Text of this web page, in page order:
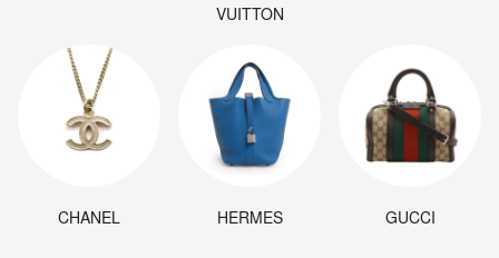
VUITTON
CHANEL HERMES GUCCI